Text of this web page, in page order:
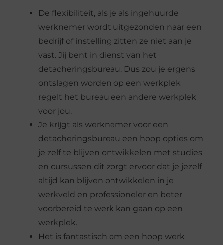
De flexibiliteit, als je als ingehuurde
werknemer wordt uitgezonden naar een
bedrijf of instelling zitten ze niet aan je
vast. Jij bent in dienst van het
detacheringsbureau. Dus zou je ergens
ontslagen worden op een werkplek
regelt het bureau een andere werkplek
voor jou.
Je krijgt als werknemer voor een
detacheringsbureau een hoop opties om
je zelf te blijven ontwikkelen met studies
en cursussen dit zorgt ervoor dat je jezelf
altijd kan blijven ontwikkelen in je
werkveld en professioneler en beter
voorbereid te werk kan gaan op een
werkplek.
Het is fantastisch om een hoop werk